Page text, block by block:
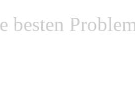
besten